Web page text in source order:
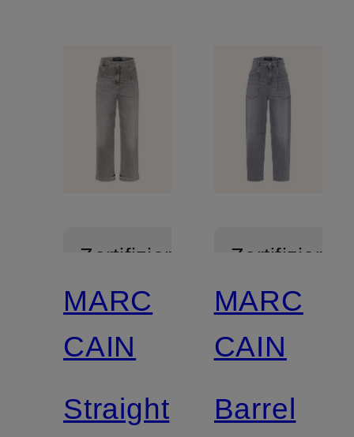
Zertifiziert
MARC
CAIN
Straight
Zertifiziert
MARC
CAIN
Barrel